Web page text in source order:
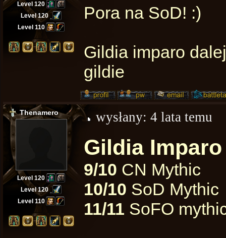
Level 120
Level 120
Level 110
Pora na SoD! :)
Gildia imparo
gildie
Thenamero
Level 120
Level 120
Level 110
wysłany: 4 lata temu
Gildia Imparo
9/10 CN Mythic
10/10 SoD Mythic
11/11 SoFO